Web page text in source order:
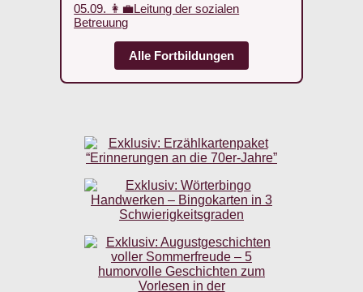
05.09. 👩‍💼Leitung der sozialen
Betreuung
Alle Fortbildungen